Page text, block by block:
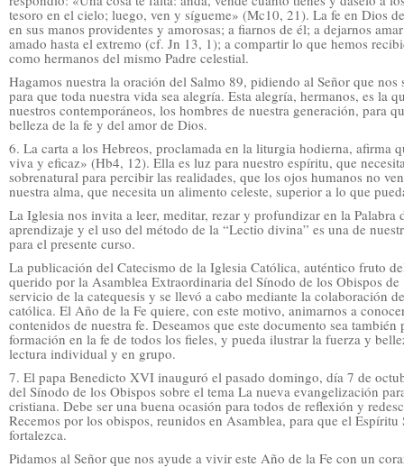
tesoro en el cielo; luego, ven y sígueme» (Mc10, 21). La fe en Dios
en sus manos providentes y amorosas; a fiarnos de él; a dejarnos
amado hasta el extremo (cf. Jn 13, 1); a compartir lo que hemos
como hermanos del mismo Padre celestial.
Hagamos nuestra la oración del Salmo 89, pidiendo al Señor que nos
para que toda nuestra vida sea alegría. Esta alegría, hermanos, es la
nuestros contemporáneos, los hombres de nuestra generación, para
belleza de la fe y del amor de Dios.
6. La carta a los Hebreos, proclamada en la liturgia hodierna, afirma
viva y eficaz» (Hb4, 12). Ella es luz para nuestro espíritu, que
sobrenatural para percibir las realidades, que los ojos humanos no
nuestra alma, que necesita un alimento celeste, superior a lo que
La Iglesia nos invita a leer, meditar, rezar y profundizar en la Palabra
aprendizaje y el uso del método de la “Lectio divina” es una de
para el presente curso.
La publicación del Catecismo de la Iglesia Católica, auténtico fruto
querido por la Asamblea Extraordinaria del Sínodo de los Obispos
servicio de la catequesis y se llevó a cabo mediante la colaboración
católica. El Año de la Fe quiere, con este motivo, animarnos a
contenidos de nuestra fe. Deseamos que este documento sea
formación en la fe de todos los fieles, y pueda ilustrar la fuerza y
lectura individual y en grupo.
7. El papa Benedicto XVI inauguró el pasado domingo, día 7 de
del Sínodo de los Obispos sobre el tema La nueva evangelización
cristiana. Debe ser una buena ocasión para todos de reflexión y
Recemos por los obispos, reunidos en Asamblea, para que el
fortalezca.
Pidamos al Señor que nos ayude a vivir este Año de la Fe con un